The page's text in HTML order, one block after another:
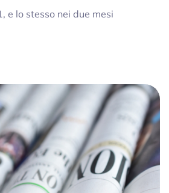
e lo stesso nei due mesi